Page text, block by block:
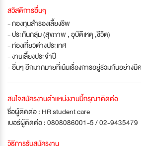
สวัสดิการอื่นๆ
- กองทุนสำรองเลี้ยงชีพ
- ประกันกลุ่ม (สุขภาพ , อุบัติเหตุ ,ชีวิต)
- ท่องเที่ยวต่างประเทศ
- งานเลี้ยงประจำปี
- อื่นๆ อีกมากมายที่เน้นเรื่องการอยู่ร่วมกันอย่างมี
สนใจสมัครงานตำแหน่งงานนี้กรุณาติดต่อ
ชื่อผู้ติดต่อ : HR student care
เบอร์ผู้ติดต่อ : 0808086001-5 / 02-9435479
วิธีการรับสมัครงาน